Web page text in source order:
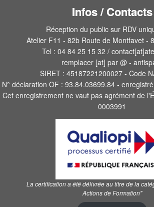
Infos / Contacts
Réception du public sur RDV
Atelier F11 - 82b Route de Montfavet -
Tel : 04 84 25 15 32 /
remplacer [at] par @ -
SIRET : 45187221200027 - Code
N° déclaration OF : 93.84.03699.84 -
Cet enregistrement ne vaut pas agrément de
0003991
La certification a été délivrée au titre de la
Actions de Formation"